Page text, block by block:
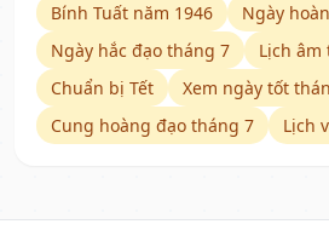
Bính Tuất năm 1946
Ngày
Ngày hắc đạo tháng 7
Lịch âm
Chuẩn bị Tết
Xem ngày tốt
Cung hoàng đạo tháng 7
Lịch